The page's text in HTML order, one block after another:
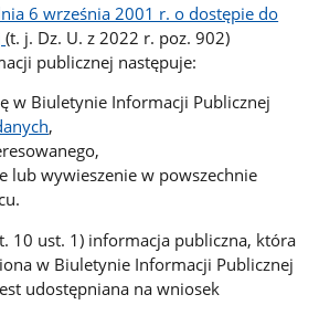
6 września 2001 r. o dostępie do
(t. j. Dz. U. z 2022 r. poz. 902)
publicznej następuje:
w Biuletynie Informacji Publicznej
,
lub wywieszenie w powszechnie
10 ust. 1) informacja publiczna, która
w Biuletynie Informacji Publicznej
udostępniana na wniosek